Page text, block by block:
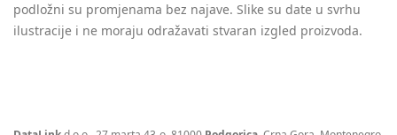
podložni su promjenama bez najave. Slike su date u svrhu
ilustracije i ne moraju odražavati stvaran izgled proizvoda.